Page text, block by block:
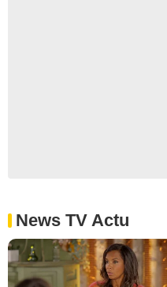
News TV Actu